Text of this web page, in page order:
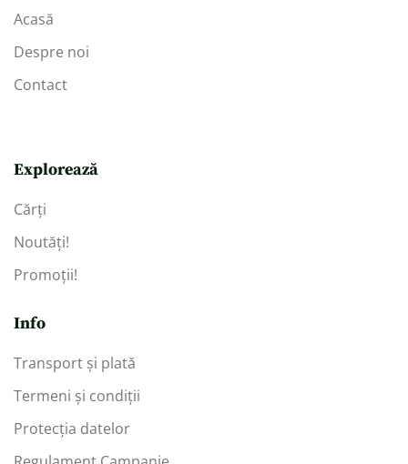
Acasă
Despre noi
Contact
Explorează
Cărți
Noutăți!
Promoții!
Info
Transport și plată
Termeni și condiții
Protecția datelor